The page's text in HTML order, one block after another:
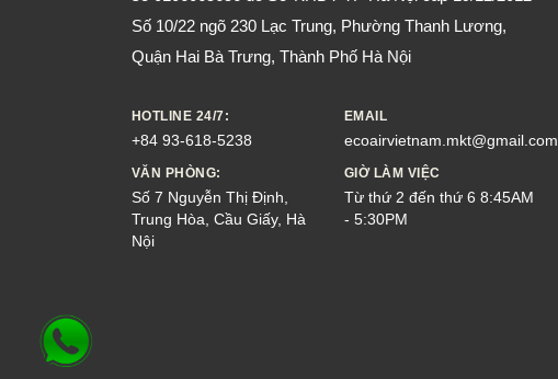
Số 10/22 ngõ 230 Lạc Trung, Phường Thanh Lương,
Quận Hai Bà Trưng, Thành Phố Hà Nội
HOTLINE 24/7:
+84 93-618-5238
EMAIL
ecoairvietnam.mkt@gmail.com
VĂN PHÒNG:
Số 7 Nguyễn Thị Định,
Trung Hòa, Cầu Giấy, Hà
Nội
GIỜ LÀM VIỆC
Từ thứ 2 đến thứ 6 8:45AM
- 5:30PM